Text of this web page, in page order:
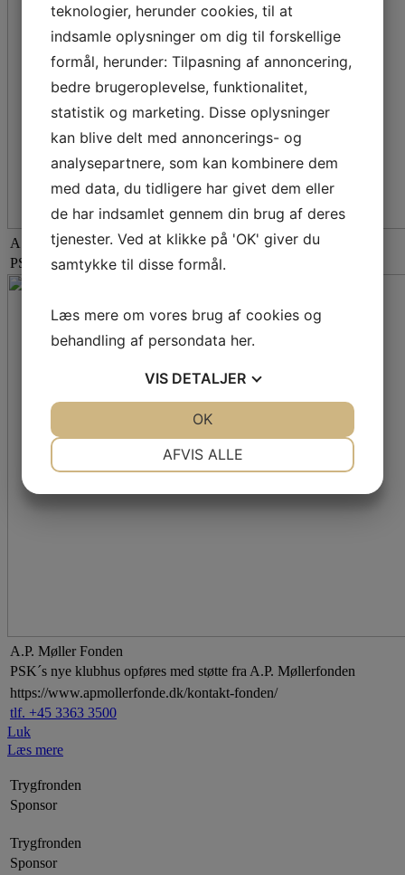
A.P. Møller Fonden
PSK´s nye klubhus opføres med støtte fra A.P. Møllerfonden
A.P. Møller Fonden
PSK´s nye klubhus opføres med støtte fra A.P. Møllerfonden
https://www.apmollerfonde.dk/kontakt-fonden/
tlf. +45 3363 3500
Luk
Læs mere
Trygfronden
Sponsor
Trygfronden
Sponsor
teknologier, herunder cookies, til at
indsamle oplysninger om dig til forskellige
formål, herunder: Tilpasning af annoncering,
bedre brugeroplevelse, funktionalitet,
statistik og marketing. Disse oplysninger
kan blive delt med annoncerings- og
analysepartnere, som kan kombinere dem
med data, du tidligere har givet dem eller
de har indsamlet gennem din brug af deres
tjenester. Ved at klikke på 'OK' giver du
samtykke til disse formål.
Læs mere om vores brug af cookies og
behandling af persondata her.
VIS DETALJER
AFVIS ALLE
OK